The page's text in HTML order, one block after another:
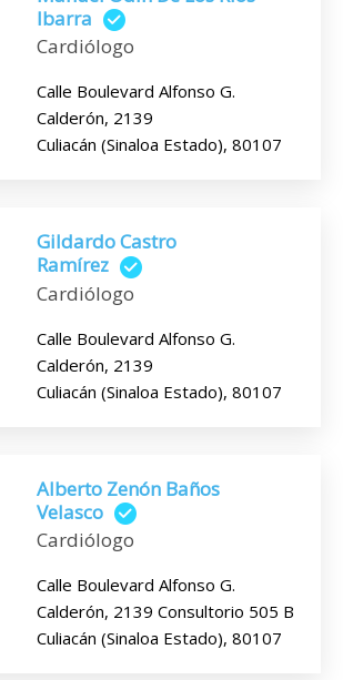
Ibarra
Cardiólogo
Calle Boulevard Alfonso G.
Calderón, 2139
Culiacán (Sinaloa Estado), 80107
Gildardo Castro
Ramírez
Cardiólogo
Calle Boulevard Alfonso G.
Calderón, 2139
Culiacán (Sinaloa Estado), 80107
Alberto Zenón Baños
Velasco
Cardiólogo
Calle Boulevard Alfonso G.
Calderón, 2139 Consultorio 505 B
Culiacán (Sinaloa Estado), 80107